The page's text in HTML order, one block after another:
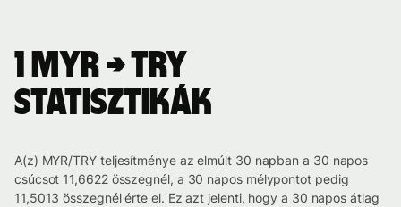
1 MYR → TRY
statisztikák
A(z) MYR/TRY teljesítménye az elmúlt 30 napban a 30 napos
csúcsot 11,6622 összegnél, a 30 napos mélypontot pedig
11,5013 összegnél érte el. Ez azt jelenti, hogy a 30 napos átlag